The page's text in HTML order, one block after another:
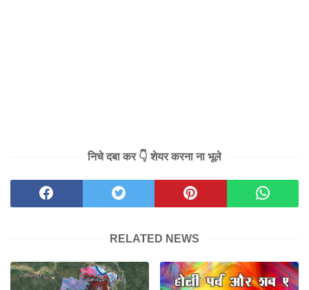
निचे दबा कर 👇 शेयर करना ना भूले
RELATED NEWS